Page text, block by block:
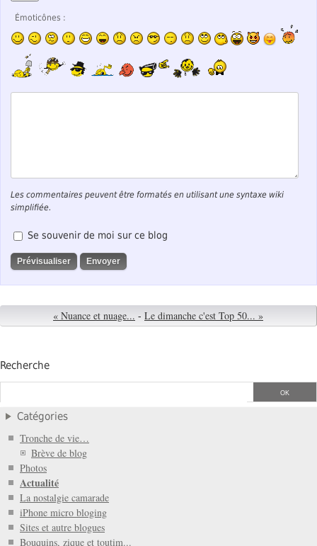
Émoticônes :
Les commentaires peuvent être formatés en utilisant une syntaxe wiki
simplifiée.
Se souvenir de moi sur ce blog
« Nuance et nuage... - Le dimanche c'est Top 50... »
Recherche
Catégories
Tronche de vie…
Brève de blog
Photos
Actualité
La nostalgie camarade
iPhone micro bloging
Sites et autre blogues
Bouquins, zique et toutim...